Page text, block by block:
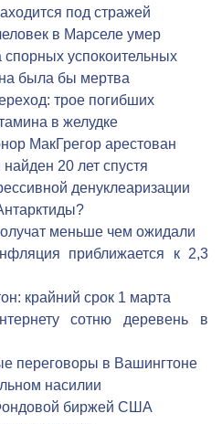
под стражей
в Марселе умер
успокоительных
была бы мертва
трое погибших
в желудке
МакГрегор арестован
20 лет спустя
денуклеаризации
меньше чем ожидали
приближается к 2,3
крайний срок 1 марта
сотню деревень в
переговоры в Вашингтоне
насилии
биржей США